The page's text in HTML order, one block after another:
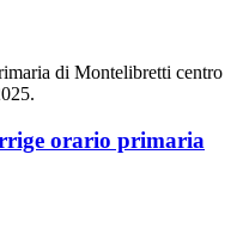
di Montelibretti centro
orario primaria